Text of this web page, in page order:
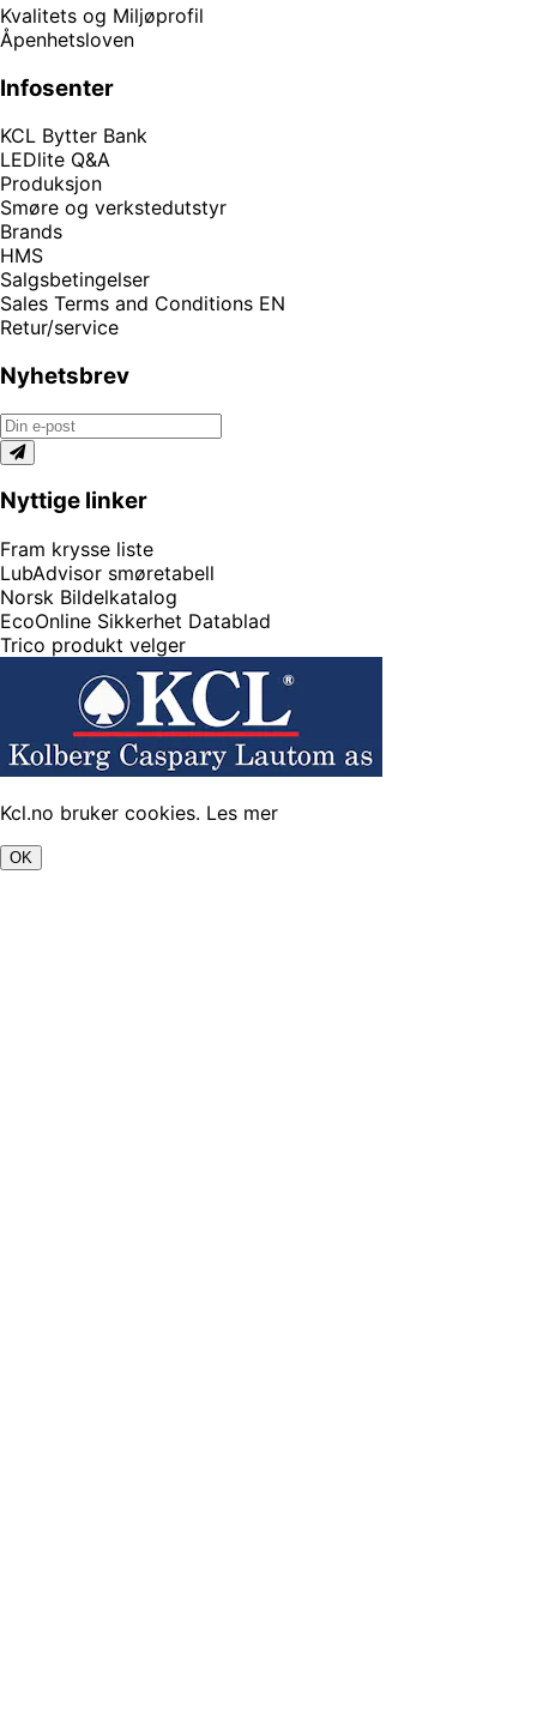
Kvalitets og Miljøprofil
Åpenhetsloven
Infosenter
KCL Bytter Bank
LEDlite Q&A
Produksjon
Smøre og verkstedutstyr
Brands
HMS
Salgsbetingelser
Sales Terms and Conditions EN
Retur/service
Nyhetsbrev
Nyttige linker
Fram krysse liste
LubAdvisor smøretabell
Norsk Bildelkatalog
EcoOnline Sikkerhet Datablad
Trico produkt velger
Kcl.no bruker cookies. Les mer
OK